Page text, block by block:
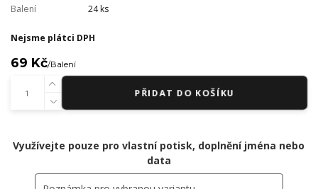
Balení
24 ks
Nejsme plátci DPH
69 Kč/Balení
PŘIDAT DO KOŠÍKU
Využívejte pouze pro vlastní potisk, doplnění jména nebo
data